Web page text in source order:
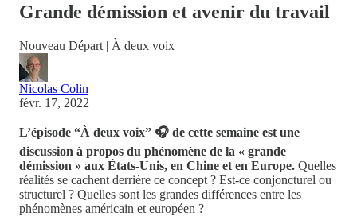
Grande démission et avenir du travail
Nouveau Départ | À deux voix
Nicolas Colin
févr. 17, 2022
L’épisode “À deux voix” 🎧 de cette semaine est une
discussion à propos du phénomène de la « grande
démission » aux États-Unis, en Chine et en Europe. Quelles
réalités se cachent derrière ce concept ? Est-ce conjoncturel ou
structurel ? Quelles sont les grandes différences entre les
phénomènes américain et européen ?